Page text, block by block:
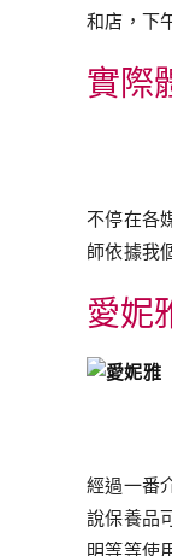
和店，下
實際
不停在各
師依據我
愛妮
經過一番
說保養品
明等等使